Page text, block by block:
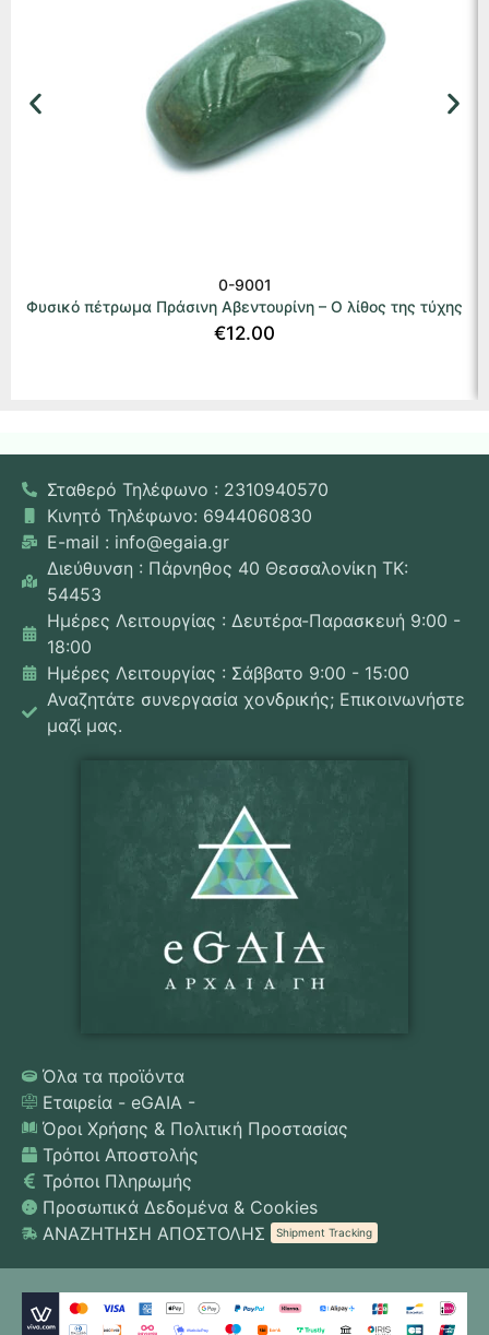
0-9001
Φυσικό πέτρωμα Πράσινη Αβεντουρίνη – Ο λίθος της τύχης
€12.00
Σταθερό Τηλέφωνο : 2310940570
Κινητό Τηλέφωνο: 6944060830
E-mail : info@egaia.gr
Διεύθυνση : Πάρνηθος 40 Θεσσαλονίκη ΤΚ:
54453
Ημέρες Λειτουργίας : Δευτέρα-Παρασκευή 9:00 -
18:00
Ημέρες Λειτουργίας : Σάββατο 9:00 - 15:00
Αναζητάτε συνεργασία χονδρικής; Επικοινωνήστε
μαζί μας.
Όλα τα προϊόντα
Εταιρεία - eGAIA -
Όροι Χρήσης & Πολιτική Προστασίας
Τρόποι Αποστολής
Τρόποι Πληρωμής
Προσωπικά Δεδομένα & Cookies
ΑΝΑΖΗΤΗΣΗ ΑΠΟΣΤΟΛΗΣ
Shipment Tracking